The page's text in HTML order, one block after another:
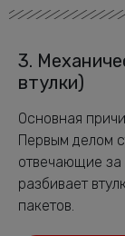
3.
втулки)
Основная
Первым делом
отвечающие за
разбивает
пакетов.